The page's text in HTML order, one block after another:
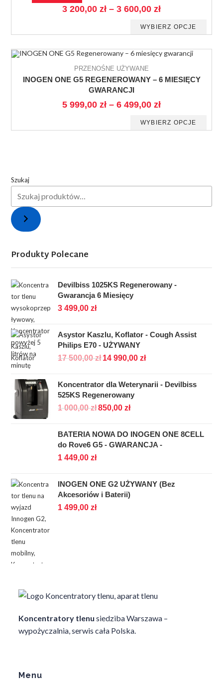
3 200,00 zł – 3 600,00 zł
WYBIERZ OPCJE
PRZENOŚNE UŻYWANE
INOGEN ONE G5 REGENEROWANY – 6 MIESIĘCY
GWARANCJI
5 999,00 zł – 6 499,00 zł
WYBIERZ OPCJE
Szukaj
Produkty Polecane
Devilbiss 1025KS Regenerowany -
Gwarancja 6 Miesięcy
3 499,00zł
Asystor Kaszlu, Koflator - Cough Assist
Philips E70 - UŻYWANY
17 500,00zł 14 990,00zł
Koncentrator dla Weterynarii - Devilbiss
525KS Regenerowany
1 000,00zł850,00zł
BATERIA NOWA DO INOGEN ONE 8CELL
do Rove6 G5 - GWARANCJA -
1 449,00zł
INOGEN ONE G2 UŻYWANY (Bez
Akcesoriów i Baterii)
1 499,00zł
Koncentratory tlenu siedziba Warszawa –
wypożyczalnia, serwis cała Polska.
Menu